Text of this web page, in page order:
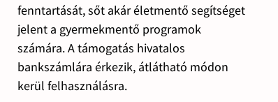
fenntartását, sőt akár életmentő segítséget
jelent a gyermekmentő programok
számára. A támogatás hivatalos
bankszámlára érkezik, átlátható módon
kerül felhasználásra.